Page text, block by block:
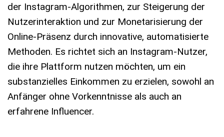
der Instagram-Algorithmen, zur Steigerung der
Nutzerinteraktion und zur Monetarisierung der
Online-Präsenz durch innovative, automatisierte
Methoden. Es richtet sich an Instagram-Nutzer,
die ihre Plattform nutzen möchten, um ein
substanzielles Einkommen zu erzielen, sowohl an
Anfänger ohne Vorkenntnisse als auch an
erfahrene Influencer.